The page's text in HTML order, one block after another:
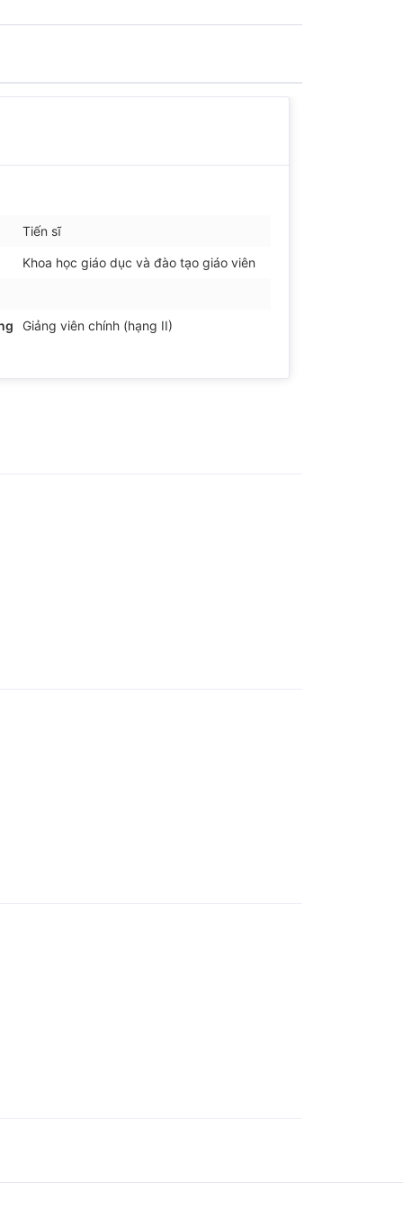
Tiến sĩ
Khoa học giáo dục và đào tạo giáo viên
Giảng viên chính (hạng II)